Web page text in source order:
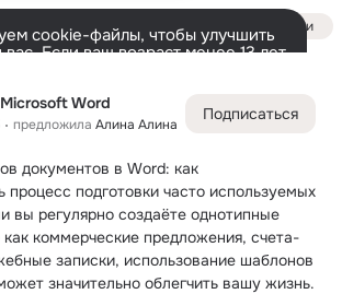
Word
предложила Алина Алина
Подписаться
документов в Word: как
процесс подготовки часто используемых
вы регулярно создаёте однотипные
коммерческие предложения, счета-
записки, использование шаблонов
значительно облегчить вашу жизнь.
Войти
cookie-файлы, чтобы улучшить
Если ваш возраст менее 13 лет,
Настроить
1 Темы 30 Фото 1 Видео 15 Подарки